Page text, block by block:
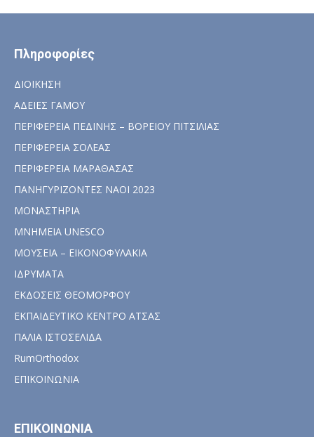
Πληροφορίες
ΔΙΟΙΚΗΣΗ
ΑΔΕΙΕΣ ΓΑΜΟΥ
ΠΕΡΙΦΕΡΕΙΑ ΠΕΔΙΝΗΣ – ΒΟΡΕΙΟΥ ΠΙΤΣΙΛΙΑΣ
ΠΕΡΙΦΕΡΕΙΑ ΣΟΛΕΑΣ
ΠΕΡΙΦΕΡΕΙΑ ΜΑΡΑΘΑΣΑΣ
ΠΑΝΗΓΥΡΙΖΟΝΤΕΣ ΝΑΟΙ 2023
ΜΟΝΑΣΤΗΡΙΑ
ΜΝΗΜΕΙΑ UNESCO
ΜΟΥΣΕΙΑ – ΕΙΚΟΝΟΦΥΛΑΚΙΑ
ΙΔΡΥΜΑΤΑ
ΕΚΔΟΣΕΙΣ ΘΕΟΜΟΡΦΟΥ
ΕΚΠΑΙΔΕΥΤΙΚΟ ΚΕΝΤΡΟ ΑΤΣΑΣ
ΠΑΛΙΑ ΙΣΤΟΣΕΛΙΔΑ
RumOrthodox
ΕΠΙΚΟΙΝΩΝΙΑ
ΕΠΙΚΟΙΝΩΝΙΑ